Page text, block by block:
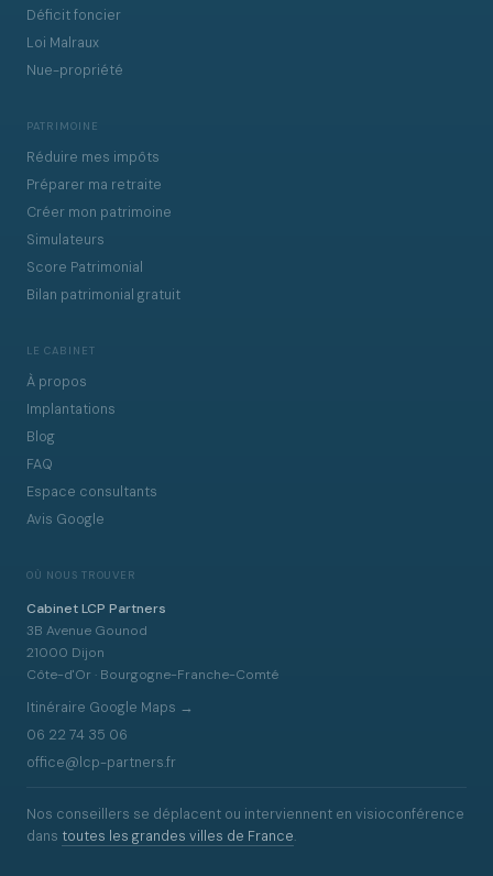
Déficit foncier
Loi Malraux
Nue-propriété
PATRIMOINE
Réduire mes impôts
Préparer ma retraite
Créer mon patrimoine
Simulateurs
Score Patrimonial
Bilan patrimonial gratuit
LE CABINET
À propos
Implantations
Blog
FAQ
Espace consultants
Avis Google
OÙ NOUS TROUVER
Cabinet LCP Partners
3B Avenue Gounod
21000 Dijon
Côte-d'Or · Bourgogne-Franche-Comté
Itinéraire Google Maps →
06 22 74 35 06
office@lcp-partners.fr
Nos conseillers se déplacent ou interviennent en visioconférence
dans toutes les grandes villes de France.